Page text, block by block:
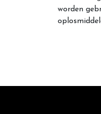
worden